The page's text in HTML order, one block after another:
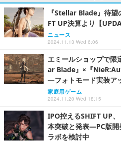
『Stellar Blade』待
FT UP決算より【
ニュース
2024.11.13 Wed 6:06
エミールショップで
ar Blade』×『
―フォトモード実装ア
家庭用ゲーム
2024.11.20 Wed 18:15
IPO控えるSHIFT UP
本突破と発表―PC版開
ラボを検討中